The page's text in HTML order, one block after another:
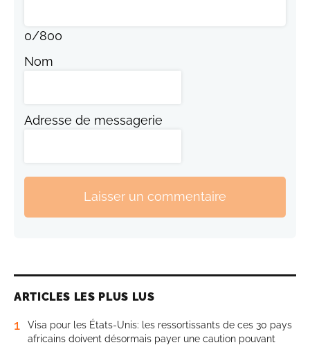
0/800
Nom
Adresse de messagerie
Laisser un commentaire
ARTICLES LES PLUS LUS
1
Visa pour les États-Unis: les ressortissants de ces 30 pays
africains doivent désormais payer une caution pouvant